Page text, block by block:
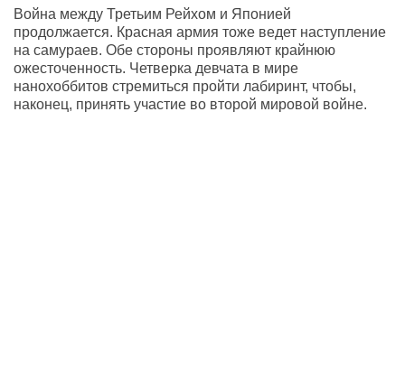
Война между Третьим Рейхом и Японией
продолжается. Красная армия тоже ведет наступление
на самураев. Обе стороны проявляют крайнюю
ожесточенность. Четверка девчата в мире
нанохоббитов стремиться пройти лабиринт, чтобы,
наконец, принять участие во второй мировой войне.